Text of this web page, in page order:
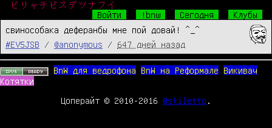
ビリャチピスデツナフイ
Войти
!bnw Сегодня
Клубы
свинособака деферанбы мне пой довай! ^_^
#EV5JSB
/ @anonymous / 647 дней назад
BnW для ведрофона BnW на Реформале
Викивач
Котятки
Цоперайт © 2010-2016 @stiletto